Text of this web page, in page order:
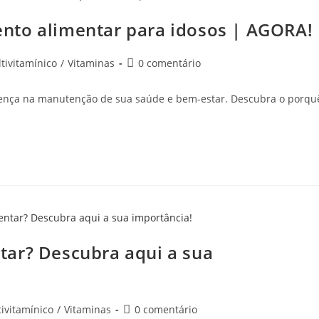
alimentar para idosos | AGORA!
/ Vitaminas 0 comentário
na manutenção de sua saúde e bem-estar. Descubra o
Descubra aqui a sua
/ Vitaminas 0 comentário